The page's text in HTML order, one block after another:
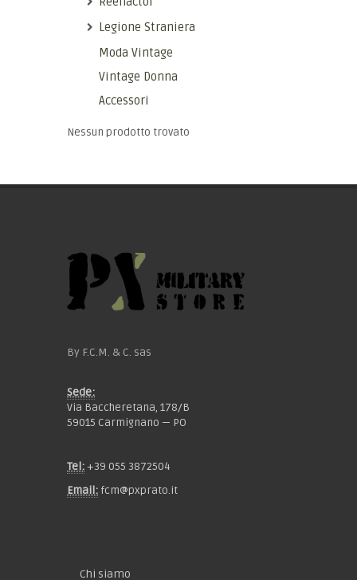
Legione Straniera
Moda Vintage
Vintage Donna
Accessori
Nessun prodotto trovato
By F.C.M. & C. sas
Sede:
Via Baccheretana, 178/B
59015 Carmignano — PO
Tel: +39 055 3872504
Email: fcm@pxprato.it
Chi siamo